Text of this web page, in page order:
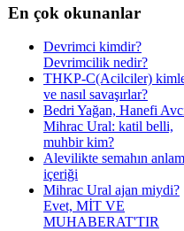
En çok okunanlar
Devrimci kimdir?
Devrimcilik nedir?
THKP-C(Acilciler)
ve nasıl savaşırlar?
Bedri Yağan, Hanefi
Mihrac Ural: katil belli,
muhbir kim?
Alevilikte semahın
içeriği
Mihrac Ural ajan miydi?
Evet, MİT VE
MUHABERAT'TIR